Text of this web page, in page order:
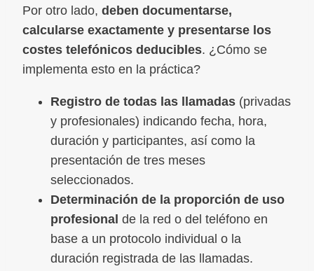
Por otro lado, deben documentarse,
calcularse exactamente y presentarse los
costes telefónicos deducibles. ¿Cómo se
implementa esto en la práctica?
Registro de todas las llamadas (privadas
y profesionales) indicando fecha, hora,
duración y participantes, así como la
presentación de tres meses
seleccionados.
Determinación de la proporción de uso
profesional de la red o del teléfono en
base a un protocolo individual o la
duración registrada de las llamadas.